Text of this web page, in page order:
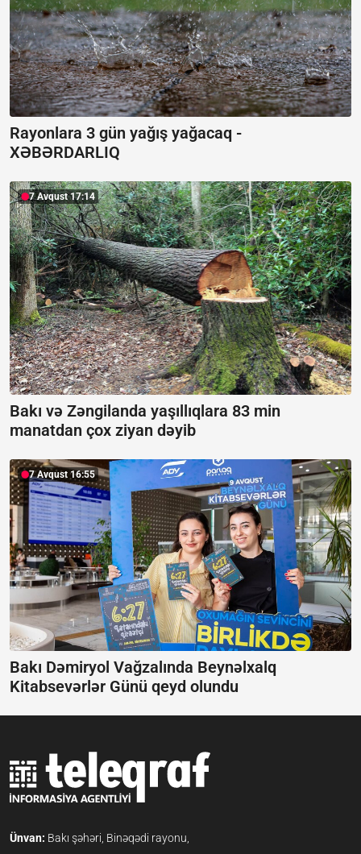
Rayonlara 3 gün yağış yağacaq -
XƏBƏRDARLIQ
7 Avqust 17:14
Bakı və Zəngilanda yaşıllıqlara 83 min
manatdan çox ziyan dəyib
7 Avqust 16:55
Bakı Dəmiryol Vağzalında Beynəlxalq
Kitabsevərlər Günü qeyd olundu
Ünvan: Bakı şəhəri, Binəqədi rayonu,